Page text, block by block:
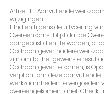
Artikel 11 - Aanvullende
wijzigingen
1. Indien tijdens de uitvoering
Overeenkomst blijkt dat de
aangepast dient te worden, of
Opdrachtgever nadere
zijn om tot het gewenste
Opdrachtgever te komen, is
verplicht om deze aanvullende
werkzaamheden te vergoeden
overeengekomen tarief. Check-